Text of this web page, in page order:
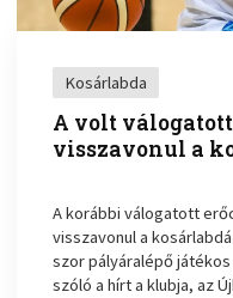
Kosárlabda
A volt
visszavonul a
A korábbi válogatott
visszavonul a
szor pályáralépő
szóló a hírt a klubja, az